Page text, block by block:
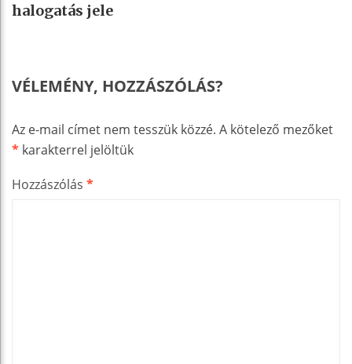
halogatás jele
VÉLEMÉNY, HOZZÁSZÓLÁS?
Az e-mail címet nem tesszük közzé. A kötelező mezőket
* karakterrel jelöltük
Hozzászólás *